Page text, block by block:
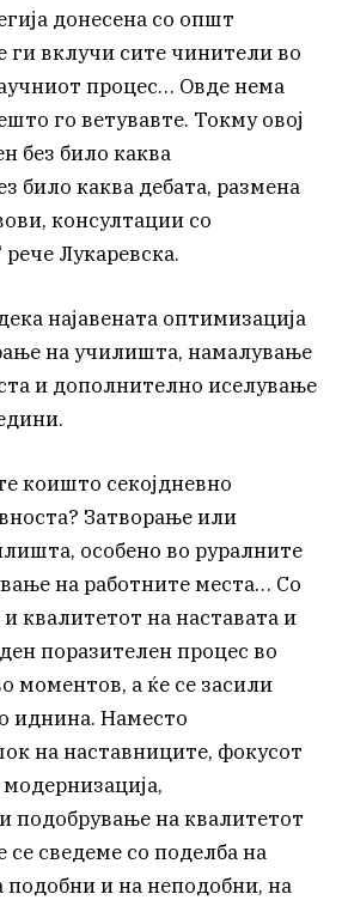
донесена со општ
ги вклучи сите чинители во
процес… Овде нема
го ветувавте. Токму овој
без било каква
било каква дебата, размена
консултации со
Лукаревска.
најавената оптимизација
на училишта, намалување
и дополнително иселување
коишто секојдневно
Затворање или
особено во руралните
на работните места… Со
квалитетот на наставата и
поразителен процес во
моментов, а ќе се засили
иднина. Наместо
на наставниците, фокусот
подобрување на квалитетот
се сведеме со поделба на
подобни и на неподобни, на